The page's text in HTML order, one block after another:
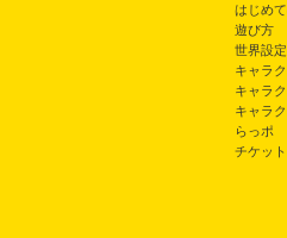
はじめ
遊び方
世界設定
キャラ
キャラ
キャラ
らっポ
チケット